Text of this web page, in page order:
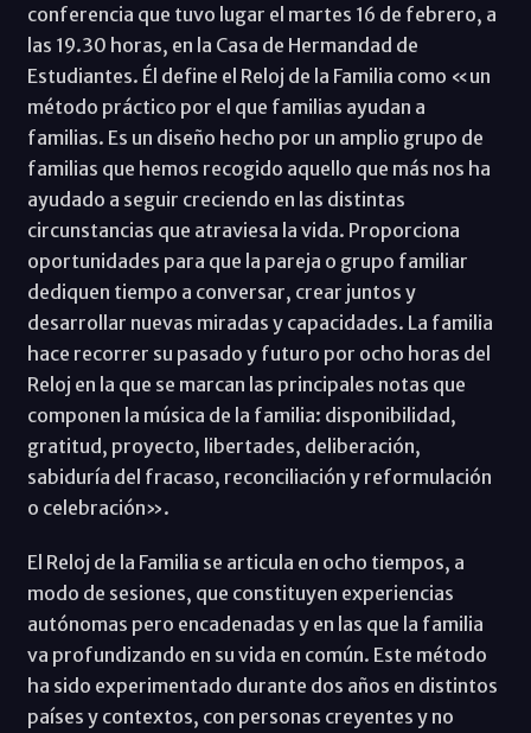
conferencia que tuvo lugar el martes 16 de febrero, a
las 19.30 horas, en la Casa de Hermandad de
Estudiantes. Él define el Reloj de la Familia como «un
método práctico por el que familias ayudan a
familias. Es un diseño hecho por un amplio grupo de
familias que hemos recogido aquello que más nos ha
ayudado a seguir creciendo en las distintas
circunstancias que atraviesa la vida. Proporciona
oportunidades para que la pareja o grupo familiar
dediquen tiempo a conversar, crear juntos y
desarrollar nuevas miradas y capacidades. La familia
hace recorrer su pasado y futuro por ocho horas del
Reloj en la que se marcan las principales notas que
componen la música de la familia: disponibilidad,
gratitud, proyecto, libertades, deliberación,
sabiduría del fracaso, reconciliación y reformulación
o celebración».
El Reloj de la Familia se articula en ocho tiempos, a
modo de sesiones, que constituyen experiencias
autónomas pero encadenadas y en las que la familia
va profundizando en su vida en común. Este método
ha sido experimentado durante dos años en distintos
países y contextos, con personas creyentes y no